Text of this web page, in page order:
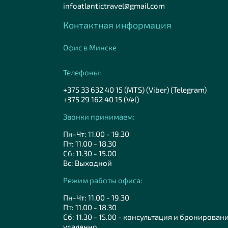
infoatlantictravel@gmail.com
Контактная информация
Офис в Минске
Телефоны:
+375 33 632 40 15 (MTS) (Viber) (Telegram)
+375 29 162 40 15 (Vel)
Звонки принимаем:
Пн-Чт: 11.00 - 19.30
Пт: 11.00 - 18.30
Сб: 11.30 - 15.00
Вс: Выходной
Режим работы офиса:
Пн-Чт: 11.00 - 19.30
Пт: 11.00 - 18.30
Сб: 11.30 - 15.00 - консультация и